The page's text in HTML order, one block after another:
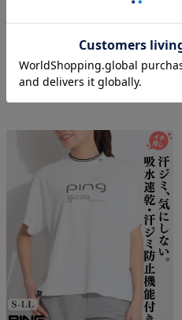
半袖モックネックカットソー
ピン